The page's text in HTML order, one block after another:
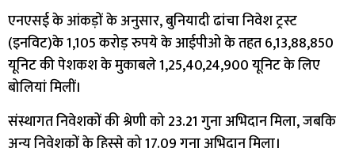
एनएसई के आंकड़ों के अनुसार, बुनियादी ढांचा निवेश ट्रस्ट
(इनविट)के 1,105 करोड़ रुपये के आईपीओ के तहत 6,13,88,850
यूनिट की पेशकश के मुकाबले 1,25,40,24,900 यूनिट के लिए
बोलियां मिलीं।
संस्थागत निवेशकों की श्रेणी को 23.21 गुना अभिदान मिला, जबकि